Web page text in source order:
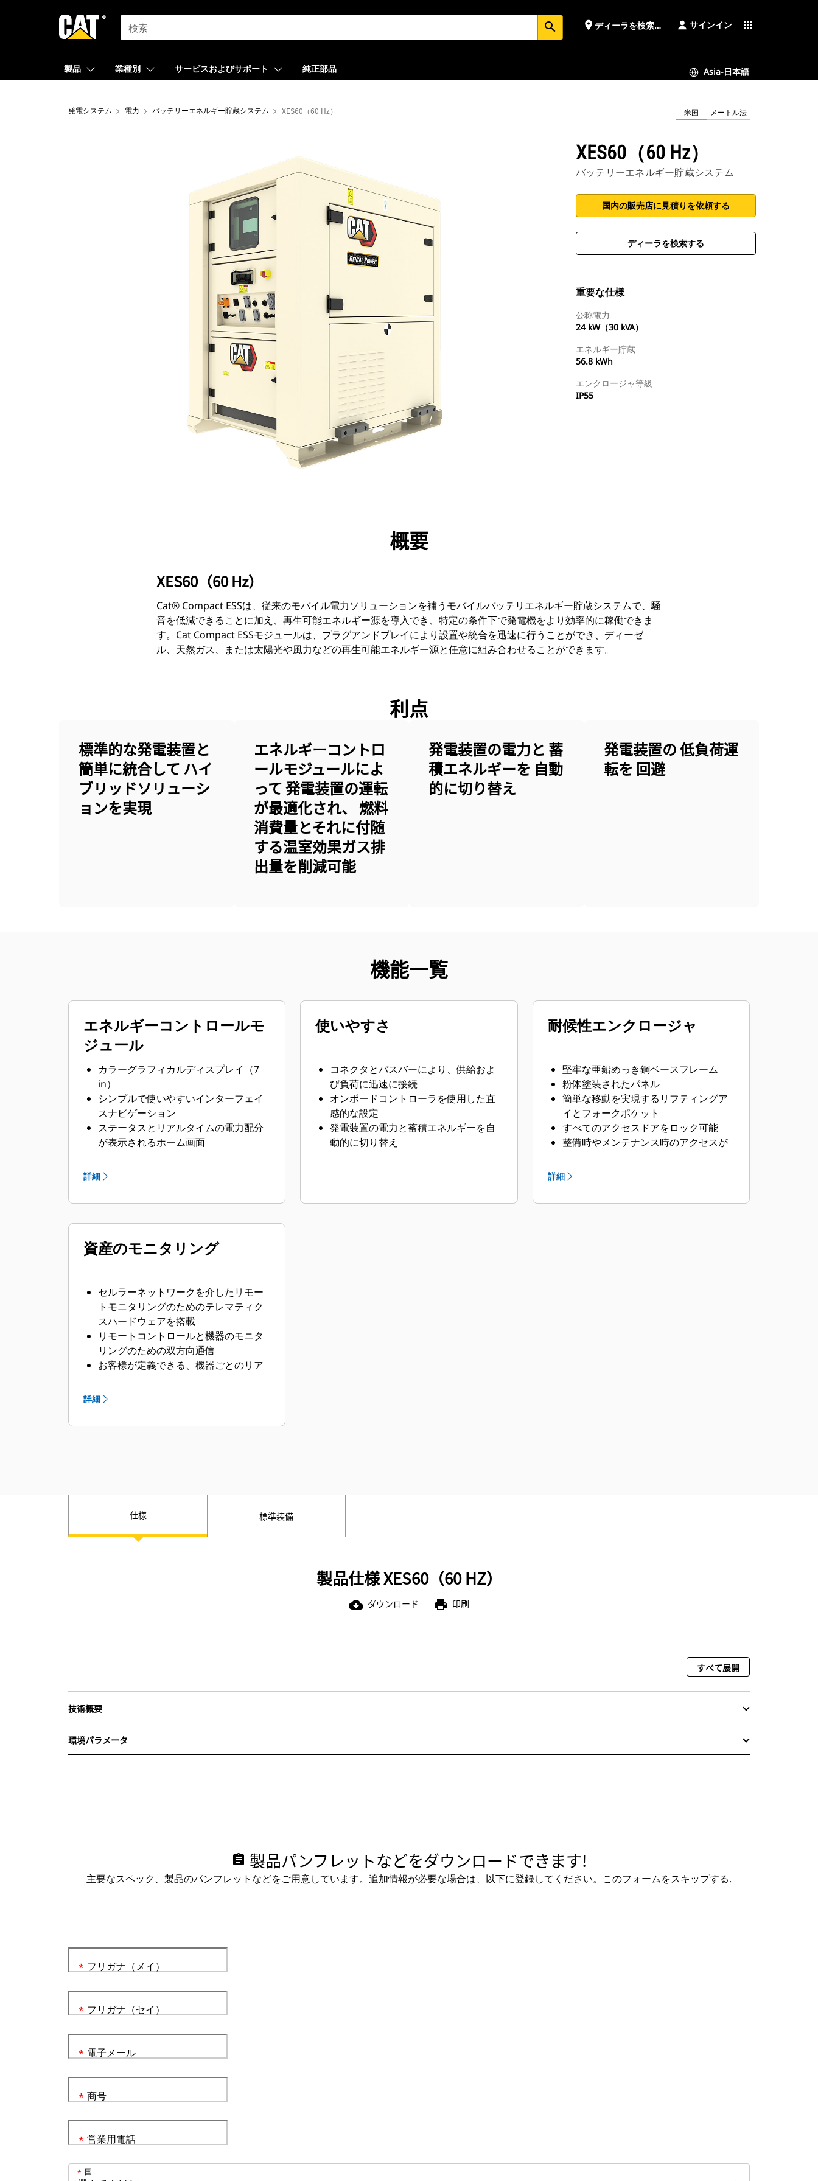
SEARCH search place ディーラを検索する サインイン apps
製品 業種別 サービスおよびサポート 純正部品 Asia-日本語
発電システム 電力 バッテリーエネルギー貯蔵システム XES60（60 Hz） 米国 メートル法
XES60（60 Hz）
バッテリーエネルギー貯蔵システム
国内の販売店に見積りを依頼する
ディーラを検索する
重要な仕様
公称電力
24 kW（30 kVA）
エネルギー貯蔵
56.8 kWh
エンクロージャ等級
IP55
ツアー
概要
XES60（60 Hz）
Cat® Compact ESSは、従来のモバイル電力ソリューションを補うモバイルバッテリエネルギー貯蔵システムで、騒
音を低減できることに加え、再生可能エネルギー源を導入でき、特定の条件下で発電機をより効率的に稼働できま
す。Cat Compact ESSモジュールは、プラグアンドプレイにより設置や統合を迅速に行うことができ、ディーゼ
ル、天然ガス、または太陽光や風力などの再生可能エネルギー源と任意に組み合わせることができます。
利点
標準的な発電装置と
簡単に統合して ハイ
ブリッドソリューシ
ョンを実現
エネルギーコントロ
ールモジュールによ
って 発電装置の運転
が最適化され、 燃料
消費量とそれに付随
する温室効果ガス排
出量を削減可能
発電装置の電力と 蓄
積エネルギーを 自動
的に切り替え
発電装置の 低負荷運
転を 回避
機能一覧
エネルギーコントロールモ
ジュール
カラーグラフィカルディスプレイ（7
in）
シンプルで使いやすいインターフェイ
スナビゲーション
ステータスとリアルタイムの電力配分
が表示されるホーム画面
陽光発電のモニタリング
詳細
使いやすさ
コネクタとバスバーにより、供給およ
び負荷に迅速に接続
オンボードコントローラを使用した直
感的な設定
発電装置の電力と蓄積エネルギーを自
動的に切り替え
耐候性エンクロージャ
堅牢な亜鉛めっき鋼ベースフレーム
粉体塗装されたパネル
簡単な移動を実現するリフティングア
イとフォークポケット
すべてのアクセスドアをロック可能
整備時やメンテナンス時のアクセスが
外部非常停止ボタン
詳細
資産のモニタリング
セルラーネットワークを介したリモー
トモニタリングのためのテレマティク
スハードウェアを搭載
リモートコントロールと機器のモニタ
リングのための双方向通信
お客様が定義できる、機器ごとのリア
ト
ザインターフェイス
詳細
仕様 標準装備
製品仕様 XES60（60 HZ）
cloud_download ダウンロード print 印刷
すべて展開
技術概要
環境パラメータ
assignment 製品パンフレットなどをダウンロードできます!
主要なスペック、製品のパンフレットなどをご用意しています。追加情報が必要な場合は、以下に登録してください。 このフォームをスキップする.
フリガナ（メイ）
*
フリガナ（セイ）
*
電子メール
*
商号
*
営業用電話
*
国
*